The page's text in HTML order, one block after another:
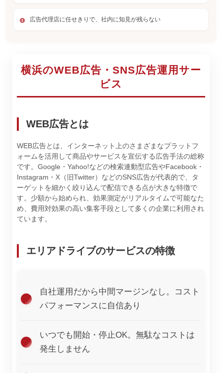
広告代理店に任せきりで、社内に知見が残らない
横浜のWEB広告・SNS広告運用サー
ビス
WEB広告とは
WEB広告とは、インターネット上のさまざまなプラットフ
ォームを活用して商品やサービスを宣伝する広告手法の総称
です。Google・Yahoo!などの検索連動型広告やFacebook・
Instagram・X（旧Twitter）などのSNS広告が代表的で、タ
ーゲットを細かく絞り込んで配信できる点が大きな特徴で
す。少額から始められ、効果測定がリアルタイムで可能なた
め、費用対効果の高い集客手段として多くの企業に利用され
ています。
エリアドライブのサービスの特徴
自社運用だから中間マージンなし。コスト
パフォーマンスに自信あり
いつでも開始・停止OK。無駄なコストは
発生しません